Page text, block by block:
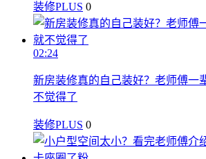
装修PLUS 0
02:24
新房装修真的自己装好？老师傅一
不觉得了
装修PLUS 0